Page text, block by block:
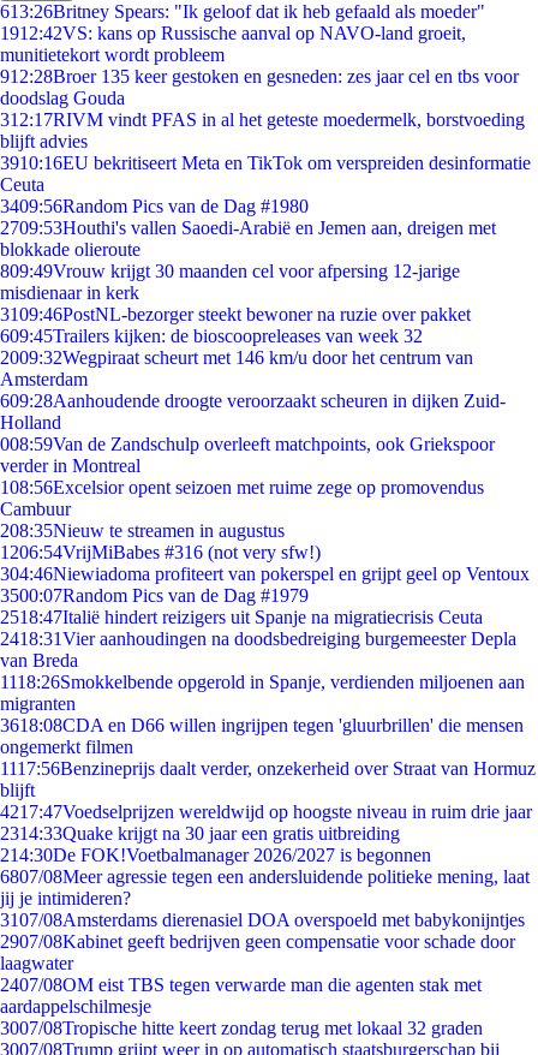
613:26Britney Spears: "Ik geloof dat ik heb gefaald als moeder"
1912:42VS: kans op Russische aanval op NAVO-land groeit,
munitietekort wordt probleem
912:28Broer 135 keer gestoken en gesneden: zes jaar cel en tbs voor
doodslag Gouda
312:17RIVM vindt PFAS in al het geteste moedermelk, borstvoeding
blijft advies
3910:16EU bekritiseert Meta en TikTok om verspreiden desinformatie
Ceuta
3409:56Random Pics van de Dag #1980
2709:53Houthi's vallen Saoedi-Arabië en Jemen aan, dreigen met
blokkade olieroute
809:49Vrouw krijgt 30 maanden cel voor afpersing 12-jarige
misdienaar in kerk
3109:46PostNL-bezorger steekt bewoner na ruzie over pakket
609:45Trailers kijken: de bioscoopreleases van week 32
2009:32Wegpiraat scheurt met 146 km/u door het centrum van
Amsterdam
609:28Aanhoudende droogte veroorzaakt scheuren in dijken Zuid-
Holland
008:59Van de Zandschulp overleeft matchpoints, ook Griekspoor
verder in Montreal
108:56Excelsior opent seizoen met ruime zege op promovendus
Cambuur
208:35Nieuw te streamen in augustus
1206:54VrijMiBabes #316 (not very sfw!)
304:46Niewiadoma profiteert van pokerspel en grijpt geel op Ventoux
3500:07Random Pics van de Dag #1979
2518:47Italië hindert reizigers uit Spanje na migratiecrisis Ceuta
2418:31Vier aanhoudingen na doodsbedreiging burgemeester Depla
van Breda
1118:26Smokkelbende opgerold in Spanje, verdienden miljoenen aan
migranten
3618:08CDA en D66 willen ingrijpen tegen 'gluurbrillen' die mensen
ongemerkt filmen
1117:56Benzineprijs daalt verder, onzekerheid over Straat van Hormuz
blijft
4217:47Voedselprijzen wereldwijd op hoogste niveau in ruim drie jaar
2314:33Quake krijgt na 30 jaar een gratis uitbreiding
214:30De FOK!Voetbalmanager 2026/2027 is begonnen
6807/08Meer agressie tegen een andersluidende politieke mening, laat
jij je intimideren?
3107/08Amsterdams dierenasiel DOA overspoeld met babykonijntjes
2907/08Kabinet geeft bedrijven geen compensatie voor schade door
laagwater
2407/08OM eist TBS tegen verwarde man die agenten stak met
aardappelschilmesje
3007/08Tropische hitte keert zondag terug met lokaal 32 graden
3007/08Trump grijpt weer in op automatisch staatsburgerschap bij